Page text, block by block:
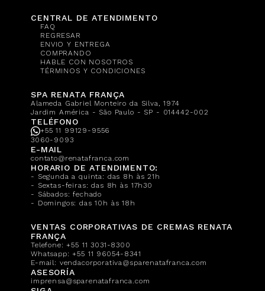
CENTRAL DE ATENDIMENTO
FAQ
REGRESAR
ENVIO Y ENTREGA
COMPRANDO
HABLE CON NOSOTROS
TÉRMINOS Y CONDICIONES
SPA RENATA FRANÇA
Alameda Gabriel Monteiro da Silva, 1974
Jardim América - São Paulo - SP - 014442-002
TELÉFONO
+55 11 99129-9556
3060-9093
E-MAIL
contato@renatafranca.com
HORARIO DE ATENDIMENTO:
- Segunda a quinta: das 8h às 21h
- Sextas-feiras: das 8h às 17h30
- Sábados: fechado
- Domingos: das 10h às 18h
VENTAS CORPORATIVAS DE CREMAS RENATA
FRANÇA
Telefone:+55 11 3031-8300
Whatsapp:+55 11 96054-8341
E-mail: vendacorporativa@sparenatafranca.com
ASESORÍA
imprensa@sparenatafranca.com